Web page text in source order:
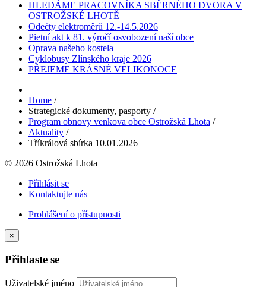
HLEDÁME PRACOVNÍKA SBĚRNÉHO DVORA V
OSTROŽSKÉ LHOTĚ
Odečty elektroměrů 12.-14.5.2026
Pietní akt k 81. výročí osvobození naší obce
Oprava našeho kostela
Cyklobusy Zlínského kraje 2026
PŘEJEME KRÁSNÉ VELIKONOCE
Home /
Strategické dokumenty, pasporty /
Program obnovy venkova obce Ostrožská Lhota /
Aktuality /
Tříkrálová sbírka 10.01.2026
© 2026 Ostrožská Lhota
Přihlásit se
Kontaktujte nás
Prohlášení o přístupnosti
×
Přihlaste se
Uživatelské jméno